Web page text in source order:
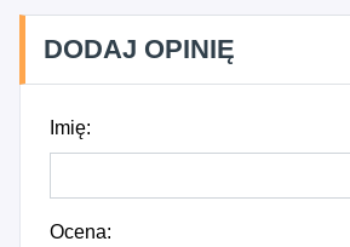
DODAJ OPINIĘ
Imię:
Ocena: